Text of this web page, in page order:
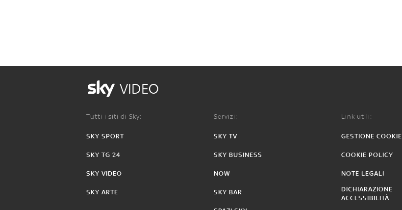
VIDEO
Tutti i siti di Sky:
SKY SPORT
SKY TG 24
SKY VIDEO
SKY ARTE
Servizi:
SKY TV
SKY BUSINESS
NOW
SKY BAR
Link utili:
GESTIONE COOKIE
COOKIE POLICY
NOTE LEGALI
DICHIARAZIONE
ACCESSIBILITÀ